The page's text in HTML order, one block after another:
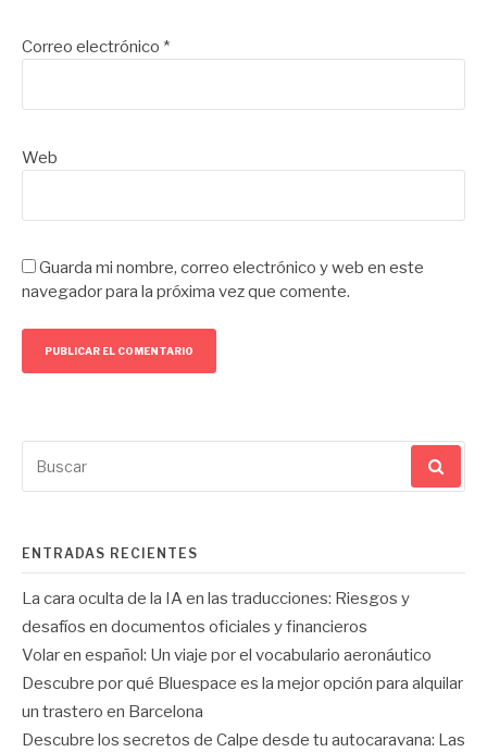
Correo electrónico *
Web
Guarda mi nombre, correo electrónico y web en este
navegador para la próxima vez que comente.
por:
ENTRADAS RECIENTES
La cara oculta de la IA en las traducciones: Riesgos y
desafíos en documentos oficiales y financieros
Volar en español: Un viaje por el vocabulario aeronáutico
Descubre por qué Bluespace es la mejor opción para alquilar
un trastero en Barcelona
Descubre los secretos de Calpe desde tu autocaravana: Las